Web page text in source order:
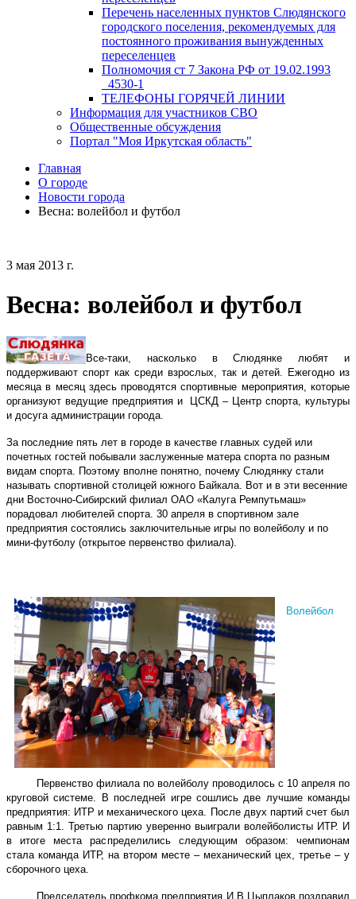
Перечень населенных пунктов Слюдянского
городского поселения, рекомендуемых для
постоянного проживания вынужденных
переселенцев
Полномочия ст 7 Закона РФ от 19.02.1993
_4530-1
ТЕЛЕФОНЫ ГОРЯЧЕЙ ЛИНИИ
Информация для участников СВО
Общественные обсуждения
Портал "Моя Иркутская область"
Главная
О городе
Новости города
Весна: волейбол и футбол
3 мая 2013 г.
Весна: волейбол и футбол
Все-таки, насколько в Слюдянке любят и
поддерживают спорт как среди взрослых, так и детей. Ежегодно из
месяца в месяц здесь проводятся спортивные мероприятия, которые
организуют ведущие предприятия и ЦСКД – Центр спорта, культуры
и досуга администрации города.
За последние пять лет в городе в качестве главных судей или
почетных гостей побывали заслуженные матера спорта по разным
видам спорта. Поэтому вполне понятно, почему Слюдянку стали
называть спортивной столицей южного Байкала. Вот и в эти весенние
дни Восточно-Сибирский филиал ОАО «Калуга Ремпутьмаш»
порадовал любителей спорта. 30 апреля в спортивном зале
предприятия состоялись заключительные игры по волейболу и по
мини-футболу (открытое первенство филиала).
Волейбол
Первенство филиала по волейболу проводилось с 10 апреля по
круговой системе. В последней игре сошлись две лучшие команды
предприятия: ИТР и механического цеха. После двух партий счет был
равным 1:1. Третью партию уверенно выиграли волейболисты ИТР. И
в итоге места распределились следующим образом: чемпионам
стала команда ИТР, на втором месте – механический цех, третье – у
сборочного цеха.
Председатель профкома предприятия И.В Цыплаков поздравил